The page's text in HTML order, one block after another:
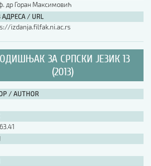
др Горан Максимовић
АДРЕСА / URL
izdanja.filfak.ni.ac.rs
ЗА СРПСКИ ЈЕЗИК 13
(2013)
/ AUTHOR